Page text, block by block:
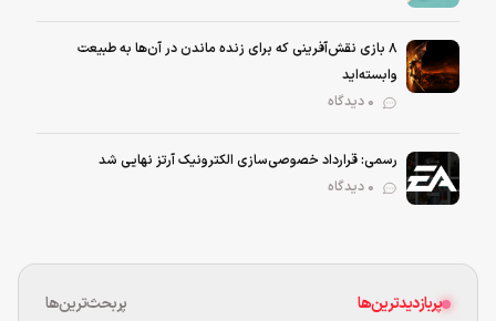
۸ بازی نقش‌آفرینی که برای زنده ماندن در آن‌ها به طبیعت
وابسته‌اید
رسمی: قرارداد خصوصی‌سازی الکترونیک آرتز نهایی شد
پربازدیدترین‌ها پربحث‌ترین‌ها